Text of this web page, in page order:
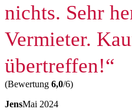
nichts. Sehr
Vermieter.
übertreffen!“
(Bewertung 6,0/6)
JensMai 2024